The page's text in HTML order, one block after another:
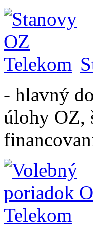
- hlavný
úlohy OZ,